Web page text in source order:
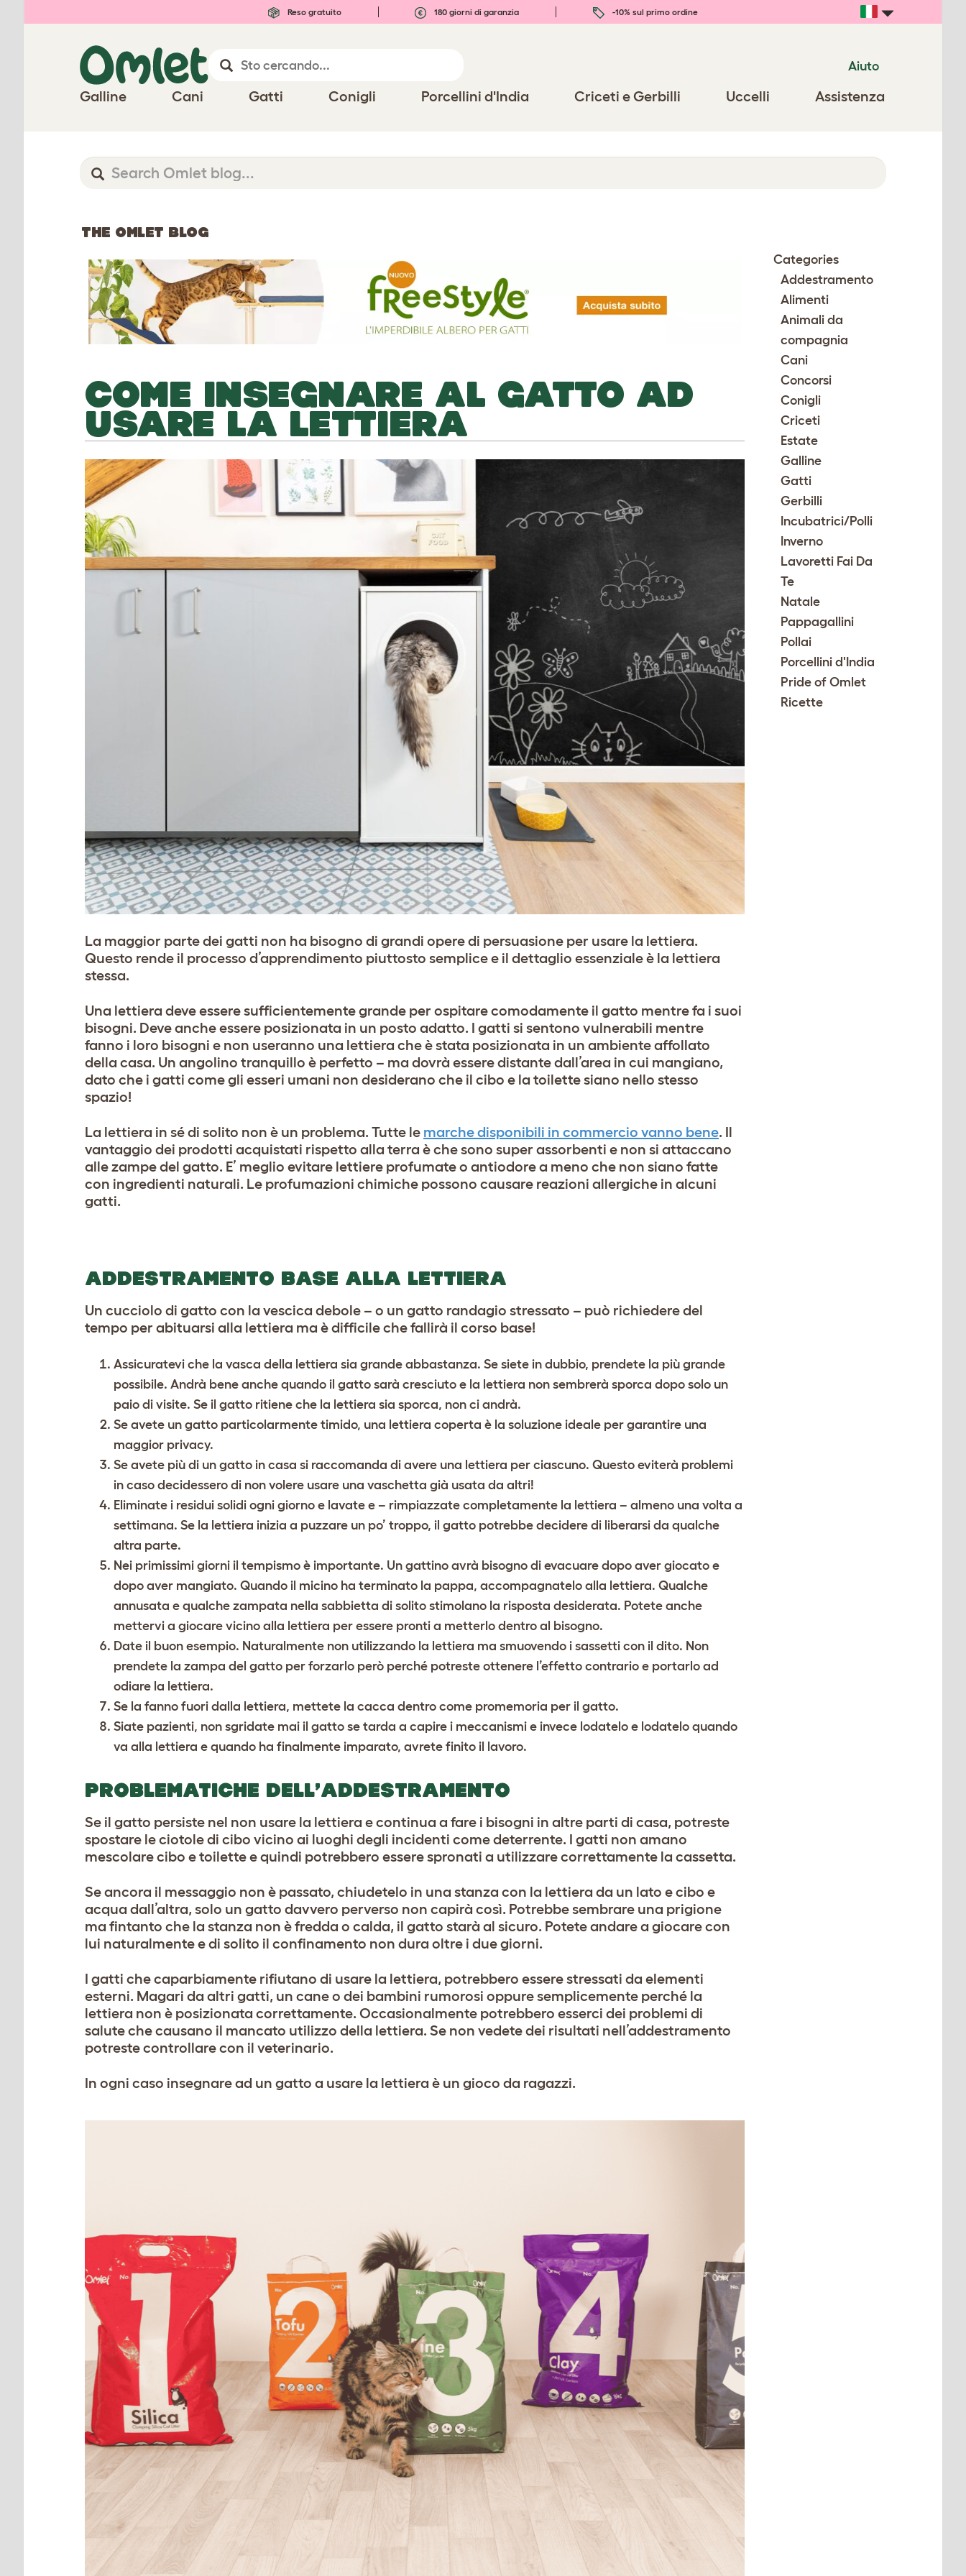
Reso gratuito 180 giorni di garanzia -10% sul primo ordine
Aiuto
Galline Cani Gatti Conigli Porcellini d'India Criceti e Gerbilli Uccelli Assistenza
THE OMLET BLOG
COME INSEGNARE AL GATTO AD
USARE LA LETTIERA
La maggior parte dei gatti non ha bisogno di grandi opere di persuasione per usare la lettiera.
Questo rende il processo d’apprendimento piuttosto semplice e il dettaglio essenziale è la lettiera
stessa.
Una lettiera deve essere sufficientemente grande per ospitare comodamente il gatto mentre fa i suoi
bisogni. Deve anche essere posizionata in un posto adatto. I gatti si sentono vulnerabili mentre
fanno i loro bisogni e non useranno una lettiera che è stata posizionata in un ambiente affollato
della casa. Un angolino tranquillo è perfetto – ma dovrà essere distante dall’area in cui mangiano,
dato che i gatti come gli esseri umani non desiderano che il cibo e la toilette siano nello stesso
spazio!
La lettiera in sé di solito non è un problema. Tutte le marche disponibili in commercio vanno bene. Il
vantaggio dei prodotti acquistati rispetto alla terra è che sono super assorbenti e non si attaccano
alle zampe del gatto. E’ meglio evitare lettiere profumate o antiodore a meno che non siano fatte
con ingredienti naturali. Le profumazioni chimiche possono causare reazioni allergiche in alcuni
gatti.
ADDESTRAMENTO BASE ALLA LETTIERA
Un cucciolo di gatto con la vescica debole – o un gatto randagio stressato – può richiedere del
tempo per abituarsi alla lettiera ma è difficile che fallirà il corso base!
Assicuratevi che la vasca della lettiera sia grande abbastanza. Se siete in dubbio, prendete la più grande
possibile. Andrà bene anche quando il gatto sarà cresciuto e la lettiera non sembrerà sporca dopo solo un
paio di visite. Se il gatto ritiene che la lettiera sia sporca, non ci andrà.
Se avete un gatto particolarmente timido, una lettiera coperta è la soluzione ideale per garantire una
maggior privacy.
Se avete più di un gatto in casa si raccomanda di avere una lettiera per ciascuno. Questo eviterà problemi
in caso decidessero di non volere usare una vaschetta già usata da altri!
Eliminate i residui solidi ogni giorno e lavate e – rimpiazzate completamente la lettiera – almeno una volta a
settimana. Se la lettiera inizia a puzzare un po’ troppo, il gatto potrebbe decidere di liberarsi da qualche
altra parte.
Nei primissimi giorni il tempismo è importante. Un gattino avrà bisogno di evacuare dopo aver giocato e
dopo aver mangiato. Quando il micino ha terminato la pappa, accompagnatelo alla lettiera. Qualche
annusata e qualche zampata nella sabbietta di solito stimolano la risposta desiderata. Potete anche
mettervi a giocare vicino alla lettiera per essere pronti a metterlo dentro al bisogno.
Date il buon esempio. Naturalmente non utilizzando la lettiera ma smuovendo i sassetti con il dito. Non
prendete la zampa del gatto per forzarlo però perché potreste ottenere l’effetto contrario e portarlo ad
odiare la lettiera.
Se la fanno fuori dalla lettiera, mettete la cacca dentro come promemoria per il gatto.
Siate pazienti, non sgridate mai il gatto se tarda a capire i meccanismi e invece lodatelo e lodatelo quando
va alla lettiera e quando ha finalmente imparato, avrete finito il lavoro.
PROBLEMATICHE DELL’ADDESTRAMENTO
Se il gatto persiste nel non usare la lettiera e continua a fare i bisogni in altre parti di casa, potreste
spostare le ciotole di cibo vicino ai luoghi degli incidenti come deterrente. I gatti non amano
mescolare cibo e toilette e quindi potrebbero essere spronati a utilizzare correttamente la cassetta.
Se ancora il messaggio non è passato, chiudetelo in una stanza con la lettiera da un lato e cibo e
acqua dall’altra, solo un gatto davvero perverso non capirà così. Potrebbe sembrare una prigione
ma fintanto che la stanza non è fredda o calda, il gatto starà al sicuro. Potete andare a giocare con
lui naturalmente e di solito il confinamento non dura oltre i due giorni.
I gatti che caparbiamente rifiutano di usare la lettiera, potrebbero essere stressati da elementi
esterni. Magari da altri gatti, un cane o dei bambini rumorosi oppure semplicemente perché la
lettiera non è posizionata correttamente. Occasionalmente potrebbero esserci dei problemi di
salute che causano il mancato utilizzo della lettiera. Se non vedete dei risultati nell’addestramento
potreste controllare con il veterinario.
In ogni caso insegnare ad un gatto a usare la lettiera è un gioco da ragazzi.
Categories
Addestramento
Alimenti
Animali da
compagnia
Cani
Concorsi
Conigli
Criceti
Estate
Galline
Gatti
Gerbilli
Incubatrici/Polli
Inverno
Lavoretti Fai Da
Te
Natale
Pappagallini
Pollai
Porcellini d'India
Pride of Omlet
Ricette